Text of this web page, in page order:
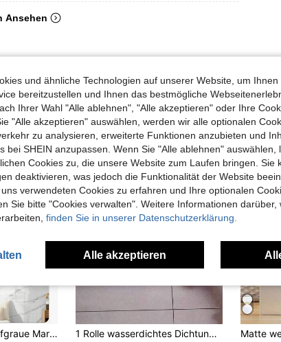
Ansehen
Angeschaut
10 Stücke 0,9 ㎡ tiefgraue Marmor Muster Fliesenaufkleber, wasserundurchlässig und feuchtigkeitsbeständig, Aluminium Kunststoff Platte selbstklebend, Tapete für Wandrenovierung und -dekoration, Valentinstag, Valentinstagshochzeit, Geburtstag 1 Rolle wasserdichtes Dichtungsband, PVC selbstklebender Dichtungsstreifen, schimmelbeständiger Dichtungsstreifen für Küche und Bad-Spüle, Heimdekoration Vinyl Aufkleber, Partydekorationen, Geburtstags- und Abschlussgeschenke Wanddekoration Raumdekoration Aufkleber
#2 Bestseller
in Wasserdicht Bodenversiegelungsaufkleber
(1000+)
und ähnliche Technologien auf unserer Website, um
bereitzustellen und Ihnen das bestmögliche
Ihrer Wahl "Alle ablehnen", "Alle akzeptieren" oder Ihre
"Alle akzeptieren" auswählen, werden wir alle optionalen
zu analysieren, erweiterte Funktionen anzubieten und
bei SHEIN anzupassen. Wenn Sie "Alle ablehnen" auswählen,
Cookies zu, die unsere Website zum Laufen bringen. Sie
deaktivieren, was jedoch die Funktionalität der Website
verwendeten Cookies zu erfahren und Ihre optionalen
Sie bitte "Cookies verwalten". Weitere Informationen darüber,
finden Sie in unserer Datenschutzerklärung.
Alle akzeptieren